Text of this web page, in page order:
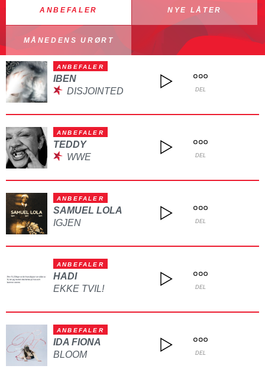
ANBEFALER NYE LÅTER
MÅNEDENS URØRT
ANBEFALER
IBEN
DISJOINTED
DEL
ANBEFALER
TEDDY
WWE
DEL
ANBEFALER
SAMUEL LOLA
IGJEN
DEL
ANBEFALER
HADI
EKKE TVIL!
DEL
ANBEFALER
IDA FIONA
BLOOM
DEL